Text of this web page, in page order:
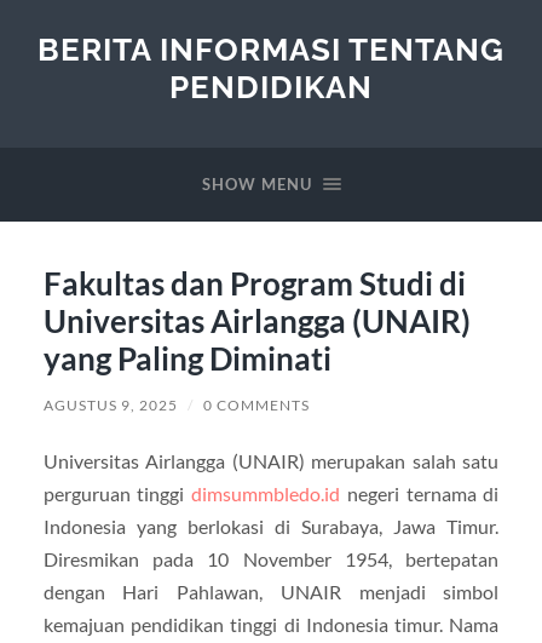
BERITA INFORMASI TENTANG
PENDIDIKAN
SHOW MENU
Fakultas dan Program Studi di
Universitas Airlangga (UNAIR)
yang Paling Diminati
AGUSTUS 9, 2025 / 0 COMMENTS
Universitas Airlangga (UNAIR) merupakan salah satu
perguruan tinggidimsummbledo.id negeri ternama di
Indonesia yang berlokasi di Surabaya, Jawa Timur.
Diresmikan pada 10 November 1954, bertepatan
dengan Hari Pahlawan, UNAIR menjadi simbol
kemajuan pendidikan tinggi di Indonesia timur. Nama